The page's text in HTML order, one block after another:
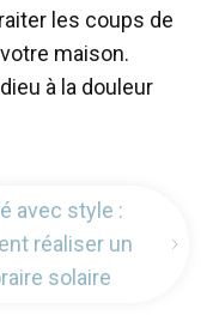
les coups de
maison.
à la douleur
avec style :
réaliser un
solaire